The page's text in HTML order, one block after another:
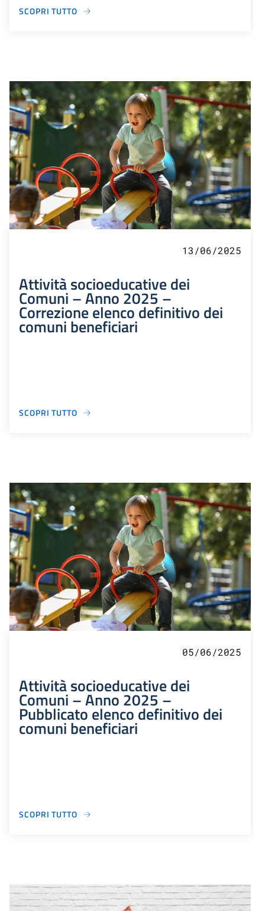
SCOPRI TUTTO
13/06/2025
Attività socioeducative dei
Comuni – Anno 2025 –
Correzione elenco definitivo dei
comuni beneficiari
SCOPRI TUTTO
05/06/2025
Attività socioeducative dei
Comuni – Anno 2025 –
Pubblicato elenco definitivo dei
comuni beneficiari
SCOPRI TUTTO